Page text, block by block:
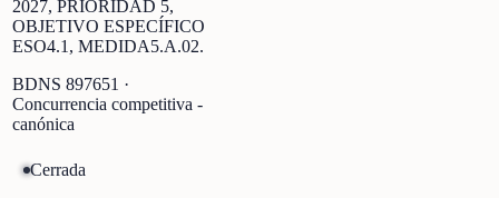
2027, PRIORIDAD 5,
OBJETIVO ESPECÍFICO
ESO4.1, MEDIDA5.A.02.
BDNS 897651 ·
Concurrencia competitiva -
canónica
Cerrada